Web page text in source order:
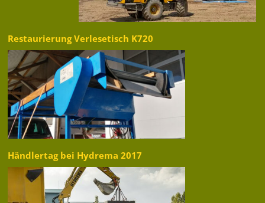
Restaurierung Verlesetisch K720
Händlertag bei Hydrema 2017